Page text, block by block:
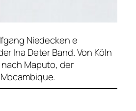
Niedecken e
Ina Deter Band. Von Köln
Maputo, der